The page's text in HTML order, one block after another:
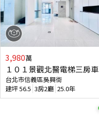
3,980萬
１０１景觀北醫電梯三房車
台北市信義區吳興街
建坪56.5 3房2廳 25.0年